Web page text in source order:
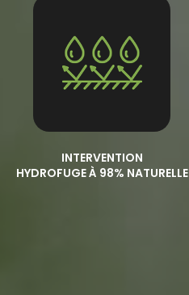
INTERVENTION
HYDROFUGE À 98% NATURELLE